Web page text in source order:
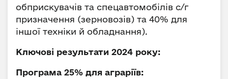
обприскувачів та спецавтомобілів с/г
призначення (зерновозів) та 40% для
іншої техніки й обладнання).
Ключові результати 2024 року:
Програма 25% для аграріїв: